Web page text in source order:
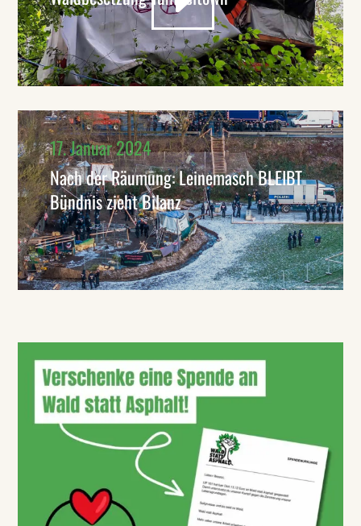
17. Januar 2024
Nach der Räumung: Leinemasch BLEIBT
Bündnis zieht Bilanz